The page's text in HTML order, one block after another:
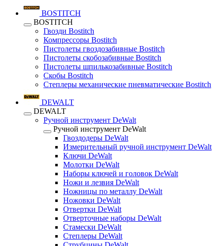
BOSTITCH
BOSTITCH
Гвозди Bostitch
Компрессоры Bostitch
Пистолеты гвоздозабивные Bostitch
Пистолеты скобозабивные Bostitch
Пистолеты шпилькозабивные Bostitch
Скобы Bostitch
Степлеры механические пневматические Bostitch
DEWALT
DEWALT
Ручной инструмент DeWalt
Ручной инструмент DeWalt
Гвоздодеры DeWalt
Измерительный ручной инструмент DeWalt
Ключи DeWalt
Молотки DeWalt
Наборы ключей и головок DeWalt
Ножи и лезвия DeWalt
Ножницы по металлу DeWalt
Ножовки DeWalt
Отвертки DeWalt
Отверточные наборы DeWalt
Стамески DeWalt
Степлеры DeWalt